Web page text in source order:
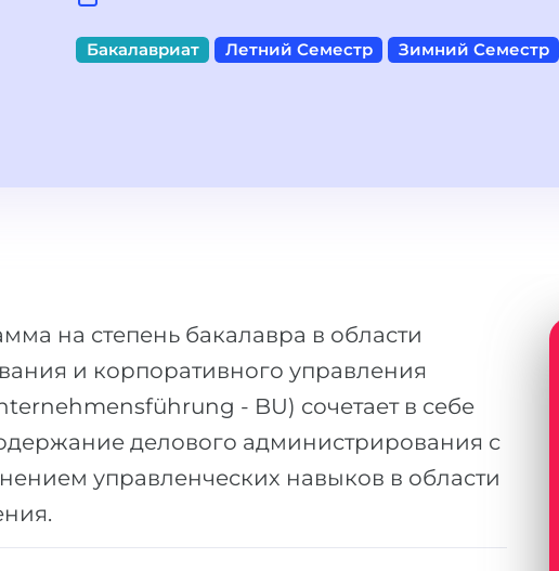
Бакалавриат Летний Семестр Зимний Семестр
на степень бакалавра в области
и корпоративного управления
- BU) сочетает в себе
делового администрирования с
управленческих навыков в области